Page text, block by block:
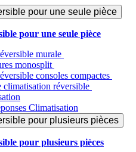
pour une seule pièce
pour une seule pièce
murale
monosplit
consoles compactes
climatisation réversible
Climatisation
pour plusieurs pièces
pour plusieurs pièces